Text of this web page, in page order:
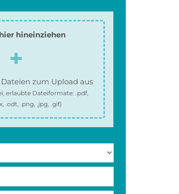
hineinziehen
zum Upload aus
erlaubte Dateiformate:.pdf,
.odt, .png, .jpg, .gif)